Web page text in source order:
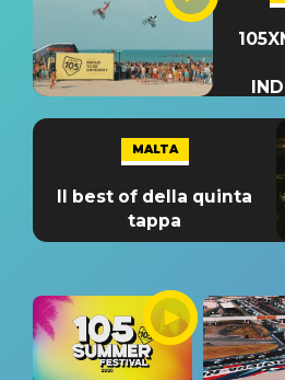
MALTA
Il best of della quinta
tappa